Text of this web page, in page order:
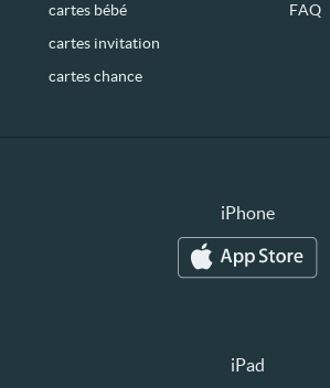
cartes bébé
cartes invitation
cartes chance
FAQ
iPhone
iPad